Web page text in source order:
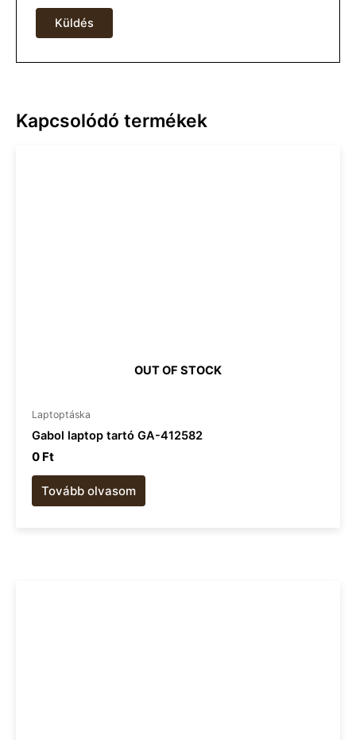
Kapcsolódó termékek
OUT OF STOCK
Laptoptáska
Gabol laptop tartó GA-412582
0 Ft
Tovább olvasom